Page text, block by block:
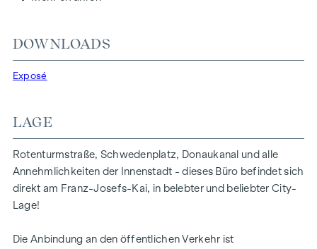
Eckbüro, welches einen Weitblick über den Kai bietet.
Nachstehend finden Sie eine Übersicht aller Räumlichkeiten:
Toilette mit Vorraum und Handwaschbecken
WC installiert werden)
AUSSTATTUNG
erstrahlt nun in frischem und gepflegtem Glanz!
DOWNLOADS
Exposé
LAGE
Rotenturmstraße, Schwedenplatz, Donaukanal und alle
Annehmlichkeiten der Innenstadt - dieses Büro befindet sich
direkt am Franz-Josefs-Kai, in belebter und beliebter City-
Lage!
Die Anbindung an den öffentlichen Verkehr ist